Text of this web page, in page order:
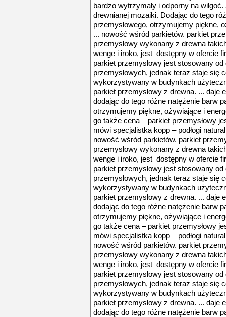
bardzo wytrzymały i odporny na
drewnianej mozaiki. Dodając do tego
przemysłowego, otrzymujemy piękne,
... nowość wśród parkietów. parkiet
przemysłowy wykonany z drewna
wenge i iroko, jest dostępny w ofercie
parkiet przemysłowy jest stosowany od
przemysłowych, jednak teraz staje się
wykorzystywany w budynkach
parkiet przemysłowy z drewna. ... daje
dodając do tego różne natężenie barw
otrzymujemy piękne, ożywiające i
go także cena – parkiet przemysłowy
mówi specjalistka kopp – podłogi
nowość wśród parkietów. parkiet
przemysłowy wykonany z drewna
wenge i iroko, jest dostępny w ofercie
parkiet przemysłowy jest stosowany od
przemysłowych, jednak teraz staje się
wykorzystywany w budynkach
parkiet przemysłowy z drewna. ... daje
dodając do tego różne natężenie barw
otrzymujemy piękne, ożywiające i
go także cena – parkiet przemysłowy
mówi specjalistka kopp – podłogi
nowość wśród parkietów. parkiet
przemysłowy wykonany z drewna
wenge i iroko, jest dostępny w ofercie
parkiet przemysłowy jest stosowany od
przemysłowych, jednak teraz staje się
wykorzystywany w budynkach
parkiet przemysłowy z drewna. ... daje
dodając do tego różne natężenie barw